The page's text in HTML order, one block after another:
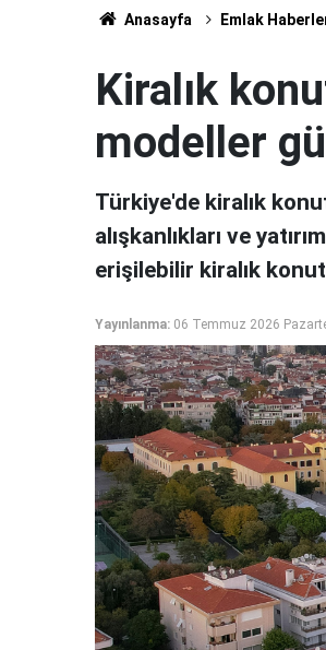
Anasayfa Emlak
Kiralık
modeller
Türkiye'de kiralık
alışkanlıkları ve
erişilebilir kiralık
Yayınlanma: 06 Temmuz 2026